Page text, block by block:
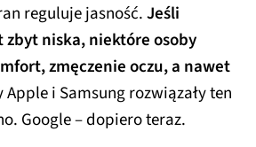
reguluje jasność.Jeśli
niska, niektóre osoby
zmęczenie oczu, a nawet
Apple i Samsung rozwiązały ten
Google – dopiero teraz.